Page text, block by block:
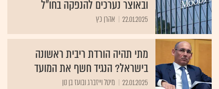
ובאוצר נערכים להנפקה בחו"ל
22.01.2025 אהרן כץ
מתי תהיה הורדת ריבית ראשונה
בישראל? הנגיד חשף את המועד
22.01.2025 מיטל וייזברג ובועז בן נון